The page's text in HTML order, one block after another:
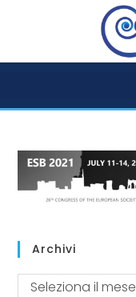
Archivi
Seleziona il mese